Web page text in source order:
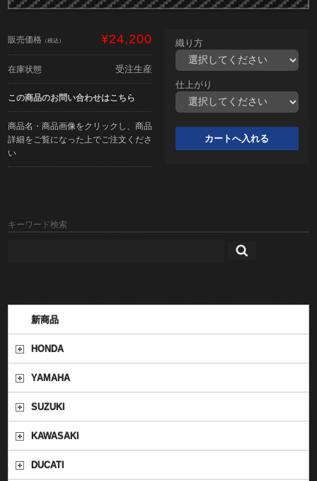
販売価格 （税込） ¥24,200
在庫状態 受注生産
この商品のお問い合わせはこちら
商品名・商品画像をクリックし、商品
詳細をご覧になった上でご注文くださ
い
織り方
仕上がり
キーワード検索
新商品
HONDA
YAMAHA
SUZUKI
KAWASAKI
DUCATI